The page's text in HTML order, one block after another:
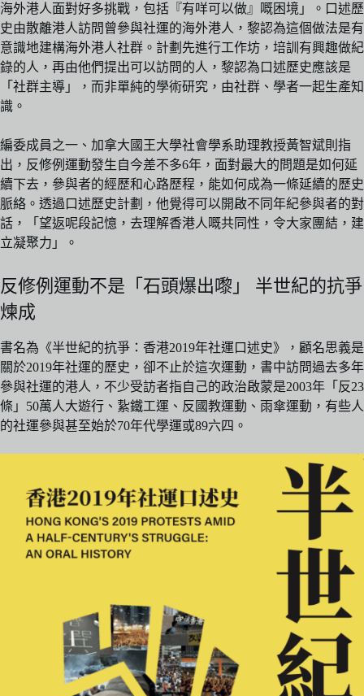
海外港人面對好多挑戰，包括『有咩可以做』嘅困境」。口述歷
史由散離港人訪問曾參與社運的海外港人，黎認為這個做法是有
意識地建構海外港人社群。計劃先進行工作坊，培訓有興趣做紀
錄的人，再由他們提出可以訪問的人，黎認為口述歷史應該是
「社群主導」，而非單純的學術研究，由社群、學者一起生產知
識。
編委成員之一、加拿大國王大學社會學系助理教授黃智斌則指
出，反修例運動發生自今差不多6年，面對最大的問題是如何延
續下去，參與者的經歷和心路歷程，能如何成為一條延續的歷史
脈絡。透過口述歷史計劃，他覺得可以開啟不同年紀參與者的對
話，「望返呢段記憶，去理解香港人嘅共同性，令大家團結，建
立凝聚力」。
反修例運動不是「石頭爆出嚟」 半世紀的抗爭
煉成
書名為《半世紀的抗爭：香港2019年社運口述史》，顧名思義是
關於2019年社運的歷史，卻不止於這次運動，書中訪問過去多年
參與社運的港人，不少受訪者指自己的政治啟蒙是2003年「反23
條」50萬人大遊行、紥鐵工運、反國教運動、雨傘運動，有些人
的社運參與甚至始於70年代學運或89六四。